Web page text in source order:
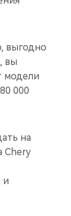
выгодно
вы
модели
000
на
Chery
и